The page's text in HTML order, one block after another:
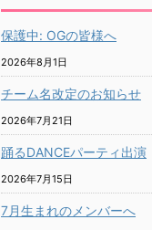
保護中: OGの皆様へ
2026年8月1日
チーム名改定のお知らせ
2026年7月21日
踊るDANCEパーティ出演
2026年7月15日
7月生まれのメンバーへ